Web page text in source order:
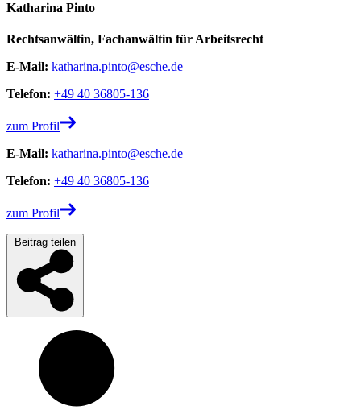
Katharina Pinto
Rechtsanwältin, Fachanwältin für Arbeitsrecht
E-Mail: katharina.pinto@esche.de
Telefon: +49 40 36805-136
zum Profil
E-Mail: katharina.pinto@esche.de
Telefon: +49 40 36805-136
zum Profil
Beitrag teilen